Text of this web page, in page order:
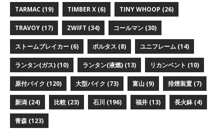
TARMAC (19) TIMBER X (6) TINY WHOOP (26)
TRAVOY (17) ZWIFT (34) コールマン (30)
ストームブレイカー (6) ポルタス (8) ユニフレーム (14)
ランタン(ガス) (10) ランタン(液燃) (13) リカンベント (10)
原付バイク (120) 大型バイク (73) 富山 (9) 排煙装置 (7)
新潟 (24) 比較 (23) 石川 (196) 福井 (13) 長火鉢 (4)
青森 (123)